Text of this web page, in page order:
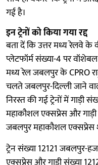
गई है।
इन ट्रेनों को किया गया रद्द
बता दें कि उत्तर मध्य रेलवे के
प्लेटफॉर्म संख्या-4 पर वॉशेबल
मध्य रेल जबलपुर के CPRO
चलते जबलपुर-दिल्ली जाने
निरस्त की गई ट्रेनों में गाड़ी
महाकौशल एक्सप्रेस और गाड़ी
जबलपुर महाकौशल एक्सप्रेस
ट्रेन संख्या 12121 जबलपुर-